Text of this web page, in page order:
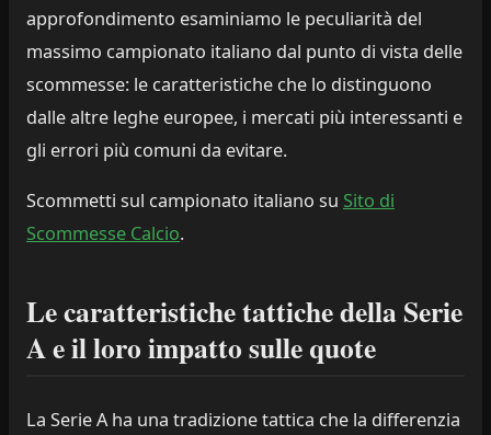
approfondimento esaminiamo le peculiarità del
massimo campionato italiano dal punto di vista delle
scommesse: le caratteristiche che lo distinguono
dalle altre leghe europee, i mercati più interessanti e
gli errori più comuni da evitare.
Scommetti sul campionato italiano su Sito di
Scommesse Calcio.
Le caratteristiche tattiche della Serie
A e il loro impatto sulle quote
La Serie A ha una tradizione tattica che la differenzia